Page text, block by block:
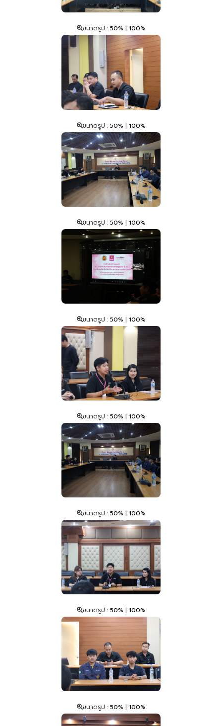
ขนาดรูป : 50% | 100%
ขนาดรูป : 50% | 100%
ขนาดรูป : 50% | 100%
ขนาดรูป : 50% | 100%
ขนาดรูป : 50% | 100%
ขนาดรูป : 50% | 100%
ขนาดรูป : 50% | 100%
ขนาดรูป : 50% | 100%